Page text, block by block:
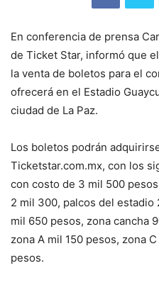
En conferencia de prensa
de Ticket Star, informó que
la venta de boletos para el
ofrecerá en el Estadio
ciudad de La Paz.
Los boletos podrán
Ticketstar.com.mx, con los
con costo de 3 mil 500
2 mil 300, palcos del
mil 650 pesos, zona cancha
zona A mil 150 pesos, zona
pesos.